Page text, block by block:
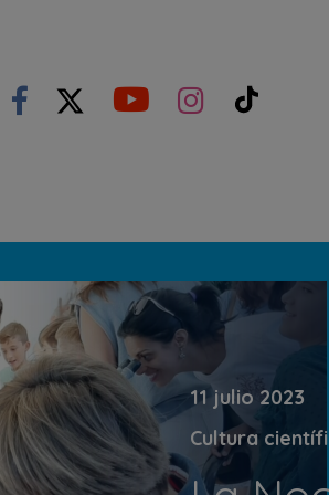
11 julio 2023
Cultura